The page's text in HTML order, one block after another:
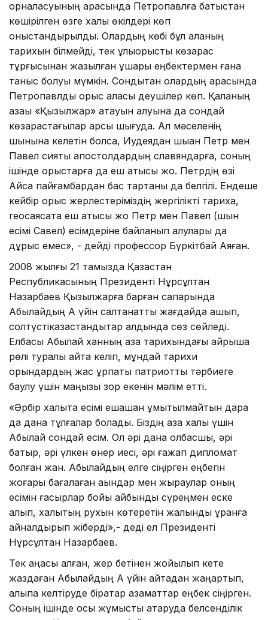
орналасуының арқасында Петропавлға батыстан
көшірілген өзге халық өкілдері көп
қоныстандырылды. Олардың көбі бұл қаланың
тарихын білмейді, тек ұлыорыстық көзқарас
тұрғысынан жазылған ұшқары еңбектермен ғана
таныс болуы мүмкін. Сондықтан олардың арасында
Петропавлды орыс қаласы деушілер көп. Қаланың
қазақы «Қызылжар» атауын алуына да сондай
көзқарастағылар қарсы шығуда. Ал мәселенің
шынына келетін болсақ, Иудеядан шыққан Петр мен
Павел сияқты апостолдардың славяндарға, соның
ішінде орыстарға да еш қатысы жоқ. Петрдің өзі
Айса пайғамбардан бас тартқаны да белгілі. Ендеше
кейбір орыс жерлестеріміздің жергілікті тарихқа,
геосаясатқа еш қатысы жоқ Петр мен Павел (шын
есімі Савел) есімдеріне байланып қалулары да
дұрыс емес», - дейді профессор Бүркітбай Аяған.
2008 жылғы 21 тамызда Қазақстан
Республикасының Президенті Нұрсұлтан
Назарбаев Қызылжарға барған сапарында
Абылайдың Ақ үйін салтанатты жағдайда ашып,
солтүстікқазақстандықтар алдында сөз сөйледі.
Елбасы Абылай ханның қазақ тарихындағы айрықша
рөлі туралы айта келіп, мұндай тарихи
орындардың жас ұрпақты патриоттық тәрбиеге
баулу үшін маңызы зор екенін мәлім етті.
«Әрбір халықта есімі ешқашан ұмытылмайтын дара
да дана тұлғалар болады. Біздің қазақ халқы үшін
Абылай сондай есім. Ол әрі дана қолбасшы, әрі
батыр, әрі үлкен өнер иесі, әрі ғажап дипломат
болған жан. Абылайдың елге сіңірген еңбегін
жоғары бағалаған ақындар мен жыраулар оның
есімін ғасырлар бойы айбынды сүреңмен еске
алып, халықтың рухын көтеретін жалынды ұранға
айналдырып жіберді»,- деді ел Президенті
Нұрсұлтан Назарбаев.
Тек қаңқасы қалған, жер бетінен жойылып кете
жаздаған Абылайдың Ақ үйін қайтадан жаңартып,
қалыпқа келтіруде бірқатар азаматтар еңбек сіңірген.
Соның ішінде осы жұмысты атқаруда белсенділік